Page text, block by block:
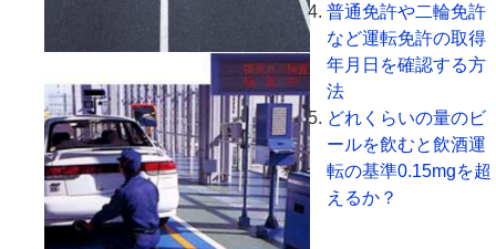
普通免許や二輪免許
など運転免許の取得
年月日を確認する方
法
どれくらいの量のビ
ールを飲むと飲酒運
転の基準0.15mgを超
えるか？